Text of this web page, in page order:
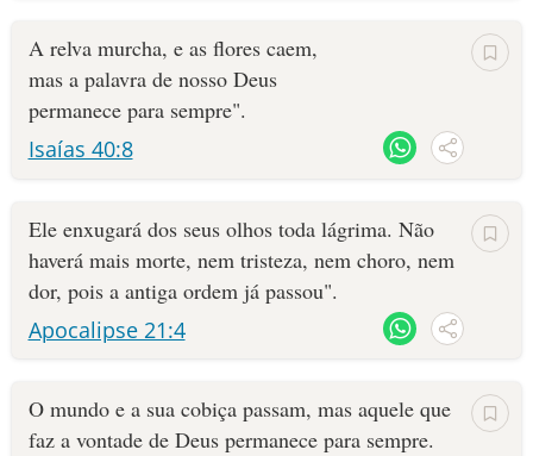
A relva murcha, e as flores caem,
mas a palavra de nosso Deus
permanece para sempre".
Isaías 40:8
Ele enxugará dos seus olhos toda lágrima. Não
haverá mais morte, nem tristeza, nem choro, nem
dor, pois a antiga ordem já passou".
Apocalipse 21:4
O mundo e a sua cobiça passam, mas aquele que
faz a vontade de Deus permanece para sempre.